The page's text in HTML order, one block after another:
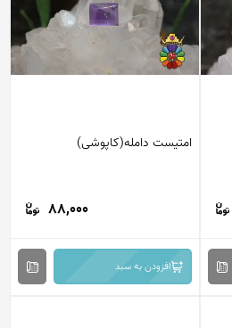
امتیست دامله(کاپوشی)
88,000
افزودن به سبد